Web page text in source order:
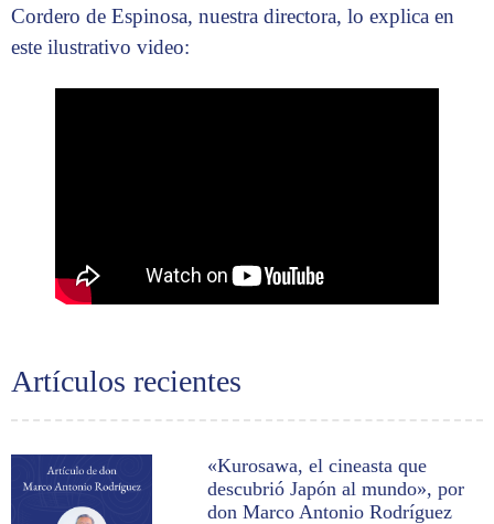
Artículos recientes
«Kurosawa, el cineasta que
descubrió Japón al mundo», por
don Marco Antonio Rodríguez
Cordero de Espinosa, nuestra directora, lo explica en
este ilustrativo video: